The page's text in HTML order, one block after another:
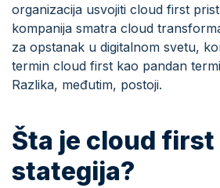
organizacija usvojiti cloud first
kompanija smatra cloud
za opstanak u digitalnom svetu,
termin cloud first kao pandan
Razlika, međutim, postoji.
Šta je cloud first
stategija?